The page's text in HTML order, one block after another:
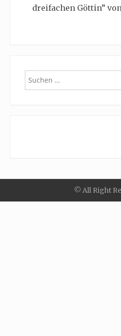
dreifachen Göttin”
Suchen
nach:
© All Right